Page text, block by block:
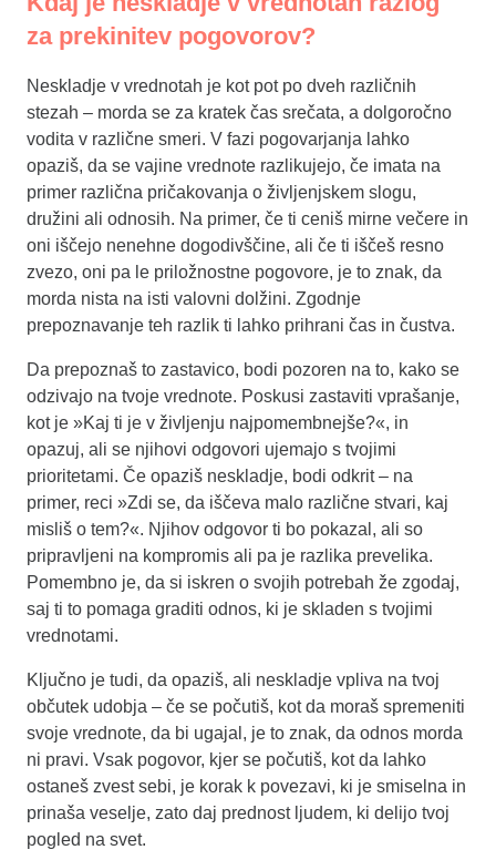
za prekinitev pogovorov?
Neskladje v vrednotah je kot pot po dveh različnih
stezah – morda se za kratek čas srečata, a dolgoročno
vodita v različne smeri. V fazi pogovarjanja lahko
opaziš, da se vajine vrednote razlikujejo, če imata na
primer različna pričakovanja o življenjskem slogu,
družini ali odnosih. Na primer, če ti ceniš mirne večere in
oni iščejo nenehne dogodivščine, ali če ti iščeš resno
zvezo, oni pa le priložnostne pogovore, je to znak, da
morda nista na isti valovni dolžini. Zgodnje
prepoznavanje teh razlik ti lahko prihrani čas in čustva.
Da prepoznaš to zastavico, bodi pozoren na to, kako se
odzivajo na tvoje vrednote. Poskusi zastaviti vprašanje,
kot je »Kaj ti je v življenju najpomembnejše?«, in
opazuj, ali se njihovi odgovori ujemajo s tvojimi
prioritetami. Če opaziš neskladje, bodi odkrit – na
primer, reci »Zdi se, da iščeva malo različne stvari, kaj
misliš o tem?«. Njihov odgovor ti bo pokazal, ali so
pripravljeni na kompromis ali pa je razlika prevelika.
Pomembno je, da si iskren o svojih potrebah že zgodaj,
saj ti to pomaga graditi odnos, ki je skladen s tvojimi
vrednotami.
Ključno je tudi, da opaziš, ali neskladje vpliva na tvoj
občutek udobja – če se počutiš, kot da moraš spremeniti
svoje vrednote, da bi ugajal, je to znak, da odnos morda
ni pravi. Vsak pogovor, kjer se počutiš, kot da lahko
ostaneš zvest sebi, je korak k povezavi, ki je smiselna in
prinaša veselje, zato daj prednost ljudem, ki delijo tvoj
pogled na svet.